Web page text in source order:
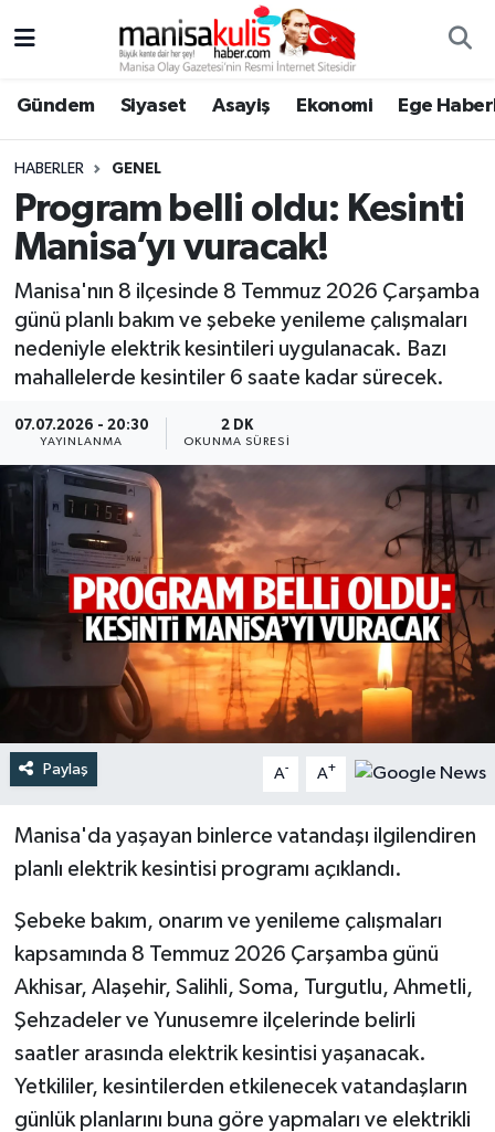
Gündem Siyaset Asayiş Ekonomi Ege
HABERLER GENEL
Program belli oldu: Kesinti
Manisa’yı vuracak!
Manisa'nın 8 ilçesinde 8 Temmuz 2026 Çarşamba
günü planlı bakım ve şebeke yenileme çalışmaları
nedeniyle elektrik kesintileri uygulanacak. Bazı
mahallelerde kesintiler 6 saate kadar sürecek.
07.07.2026 - 20:30
YAYINLANMA
2 DK
OKUNMA SÜRESI
Paylaş A- A+
Manisa'da yaşayan binlerce vatandaşı ilgilendiren
planlı elektrik kesintisi programı açıklandı.
Şebeke bakım, onarım ve yenileme çalışmaları
kapsamında 8 Temmuz 2026 Çarşamba günü
Akhisar, Alaşehir, Salihli, Soma, Turgutlu, Ahmetli,
Şehzadeler ve Yunusemre ilçelerinde belirli
saatler arasında elektrik kesintisi yaşanacak.
Yetkililer, kesintilerden etkilenecek vatandaşların
günlük planlarını buna göre yapmaları ve elektrikli
Ege Haberleri
Genel
Gündem
Resmi İlan
Siyaset
Spor
Türkiye
Yaşam
Yunusemre Hava Durumu
Yunusemre Trafik Yoğunluk Haritası
Süper Lig Puan Durumu ve Fikstür
Tüm Manşetler
Son Dakika Haberleri
Haber Arşivi